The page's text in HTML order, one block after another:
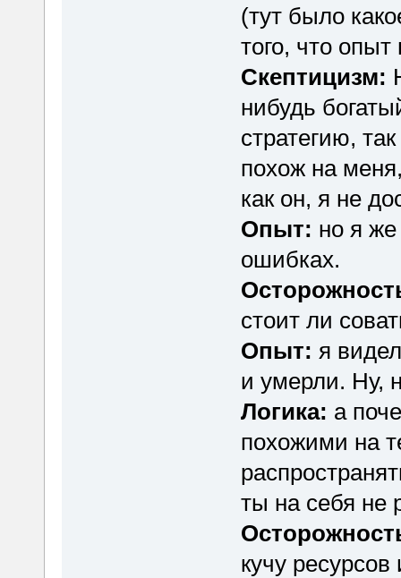
(тут было
того, что
Скептицизм:
нибудь
стратегию,
похож на
как он, я не
Опыт: но я же
ошибках.
стоит ли
Опыт: я
и умерли. Ну,
Логика: а
похожими на
ты на себя не
кучу